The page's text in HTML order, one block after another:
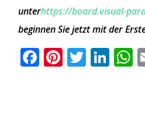
unterhttps://board.visual-
beginnen Sie jetzt mit der
Facebook
Pinterest